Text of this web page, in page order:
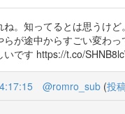
。知ってるとは思うけど
が途中からすごい変わっ
です https://t.co/
@romro_sub (投